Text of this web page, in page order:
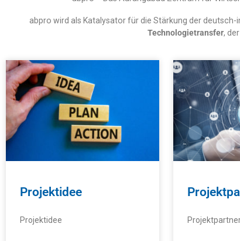
abpro wird als Katalysator für die Stärkung der
Technologietransfer,
Projektidee
Projektidee